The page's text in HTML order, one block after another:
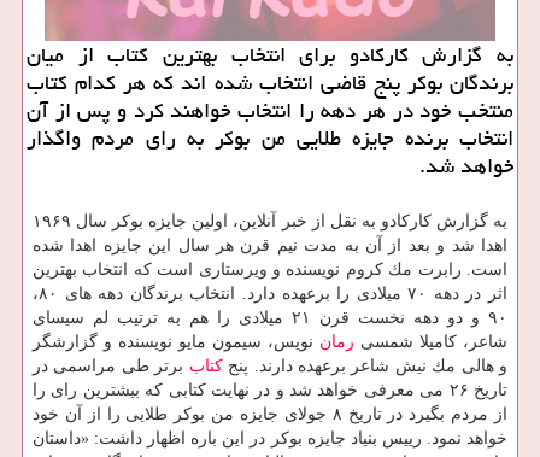
به گزارش كاركادو برای انتخاب بهترین كتاب از میان
برندگان بوكر پنج قاضی انتخاب شده اند كه هر كدام كتاب
منتخب خود در هر دهه را انتخاب خواهند كرد و پس از آن
انتخاب برنده جایزه طلایی من بوكر به رای مردم واگذار
خواهد شد.
به گزارش كاركادو به نقل از خبر آنلاین، اولین جایزه بوكر سال ۱۹۶۹
اهدا شد و بعد از آن به مدت نیم قرن هر سال این جایزه اهدا شده
است. رابرت مك كروم نویسنده و ویرستاری است كه انتخاب بهترین
اثر در دهه ۷۰ میلادی را برعهده دارد. انتخاب برندگان دهه های ۸۰،
۹۰ و دو دهه نخست قرن ۲۱ میلادی را هم به ترتیب لم سیسای
شاعر، كامیلا شمسی رمان نویس، سیمون مایو نویسنده و گزارشگر
و هالی مك نیش شاعر برعهده دارند. پنجكتاب برتر طی مراسمی در
تاریخ ۲۶ می معرفی خواهد شد و در نهایت كتابی كه بیشترین رای را
از مردم بگیرد در تاریخ ۸ جولای جایزه من بوكر طلایی را از آن خود
خواهد نمود. رییس بنیاد جایزه بوكر در این باره اظهار داشت: «داستان